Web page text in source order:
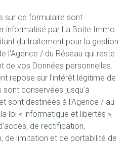
sur ce formulaire sont
informatisé par La Boite Immo
du traitement pour la gestion
l'Agence / du Réseau qui reste
de vos Données personnelles.
repose sur l'intérêt légitime de
sont conservées jusqu'à
sont destinées à l'Agence / au
loi « informatique et libertés »,
de rectification,
de limitation et de portabilité de